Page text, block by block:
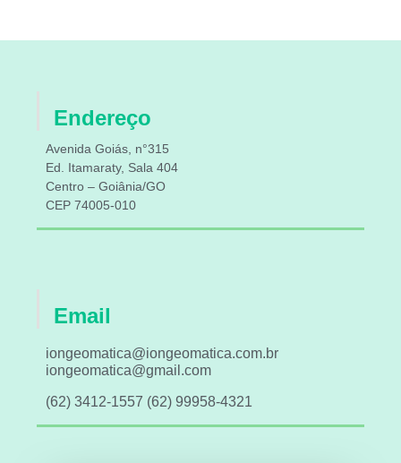
Endereço
Avenida Goiás, n°315
Ed. Itamaraty, Sala 404
Centro – Goiânia/GO
CEP 74005-010
Email
iongeomatica@iongeomatica.com.br
iongeomatica@gmail.com
(62) 3412-1557 (62) 99958-4321